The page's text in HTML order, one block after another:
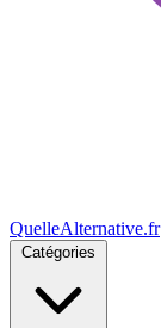
QuelleAlternative.fr